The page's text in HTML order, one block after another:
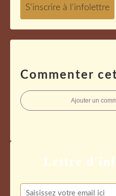
Commenter
Ajouter un